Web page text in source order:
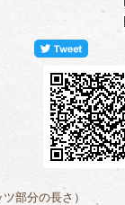
部分の長さ）